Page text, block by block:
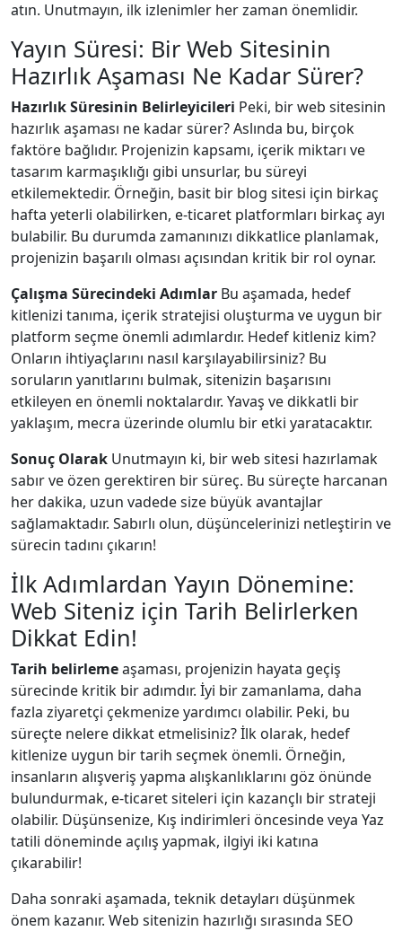
atın. Unutmayın, ilk izlenimler her zaman önemlidir.
Yayın Süresi: Bir Web Sitesinin
Hazırlık Aşaması Ne Kadar Sürer?
Hazırlık Süresinin Belirleyicileri Peki, bir web sitesinin
hazırlık aşaması ne kadar sürer? Aslında bu, birçok
faktöre bağlıdır. Projenizin kapsamı, içerik miktarı ve
tasarım karmaşıklığı gibi unsurlar, bu süreyi
etkilemektedir. Örneğin, basit bir blog sitesi için birkaç
hafta yeterli olabilirken, e-ticaret platformları birkaç ayı
bulabilir. Bu durumda zamanınızı dikkatlice planlamak,
projenizin başarılı olması açısından kritik bir rol oynar.
Çalışma Sürecindeki Adımlar Bu aşamada, hedef
kitlenizi tanıma, içerik stratejisi oluşturma ve uygun bir
platform seçme önemli adımlardır. Hedef kitleniz kim?
Onların ihtiyaçlarını nasıl karşılayabilirsiniz? Bu
soruların yanıtlarını bulmak, sitenizin başarısını
etkileyen en önemli noktalardır. Yavaş ve dikkatli bir
yaklaşım, mecra üzerinde olumlu bir etki yaratacaktır.
Sonuç Olarak Unutmayın ki, bir web sitesi hazırlamak
sabır ve özen gerektiren bir süreç. Bu süreçte harcanan
her dakika, uzun vadede size büyük avantajlar
sağlamaktadır. Sabırlı olun, düşüncelerinizi netleştirin ve
sürecin tadını çıkarın!
İlk Adımlardan Yayın Dönemine:
Web Siteniz için Tarih Belirlerken
Dikkat Edin!
Tarih belirlemeaşaması, projenizin hayata geçiş
sürecinde kritik bir adımdır. İyi bir zamanlama, daha
fazla ziyaretçi çekmenize yardımcı olabilir. Peki, bu
süreçte nelere dikkat etmelisiniz? İlk olarak, hedef
kitlenize uygun bir tarih seçmek önemli. Örneğin,
insanların alışveriş yapma alışkanlıklarını göz önünde
bulundurmak, e-ticaret siteleri için kazançlı bir strateji
olabilir. Düşünsenize, Kış indirimleri öncesinde veya Yaz
tatili döneminde açılış yapmak, ilgiyi iki katına
çıkarabilir!
Daha sonraki aşamada, teknik detayları düşünmek
önem kazanır. Web sitenizin hazırlığı sırasında SEO